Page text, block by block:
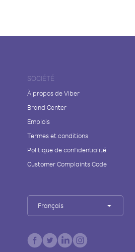
SOCIÉTÉ
À propos de Viber
Brand Center
Emplois
Termes et conditions
Politique de confidentialité
Customer Complaints Code
Français